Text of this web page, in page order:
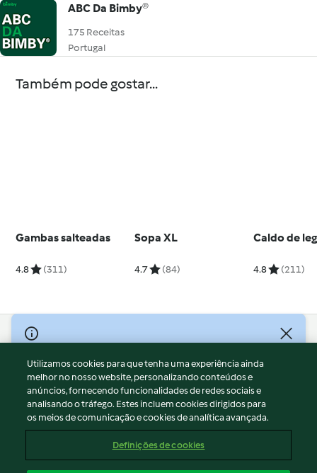
ABC Da Bimby®
175 Receitas
Portugal
Também pode gostar...
Gambas salteadas
4.8 (311)
Sopa XL
4.7 (84)
Caldo de
4.8 (211)
© Copyright 2026
Termos de Utilização
Aviso sobre Proteção de Dados
Aviso
Apoio legal
Conteúdo do relatório
Utilizamos cookies para que tenha uma experiência ainda
melhor no nosso website, personalizando conteúdos e
anúncios, fornecendo funcionalidades de redes sociais e
analisando o tráfego. Estes incluem cookies dirigidos para
os meios de comunicação e cookies de analítica avançada.
Definições de cookies